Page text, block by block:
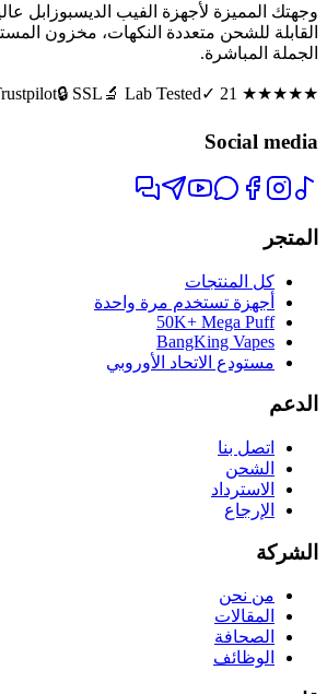
وجهتك المميزة لأجهزة الفيب الديسبوزابل
القابلة للشحن متعددة النكهات، مخزون
الجملة المباشرة.
★★★★★
🔒 SSL 🔬 Lab Tested✓ 21+
Social media
المتجر
كل المنتجات
أجهزة تستخدم مرة واحدة
50K+ Mega Puff
BangKing Vapes
مستودع الاتحاد الأوروبي
الدعم
اتصل بنا
الشحن
الاسترداد
الإرجاع
الشركة
من نحن
المقالات
الصحافة
الوظائف